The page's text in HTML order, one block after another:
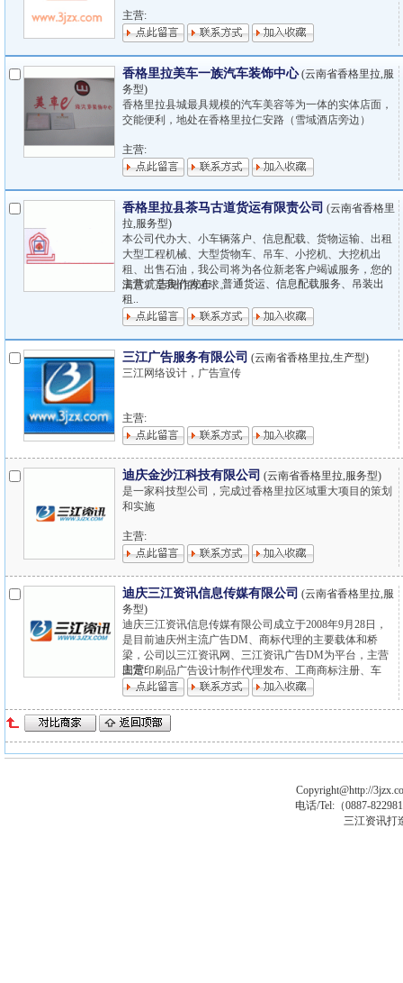
主营:
香格里拉美车一族汽车装饰中心(云南省香格里拉,服
务型)
香格里拉县城最具规模的汽车美容等为一体的实体店面，
交能便利，地处在香格里拉仁安路（雪域酒店旁边）
主营:
香格里拉县茶马古道货运有限责公司 (云南省香格里
拉,服务型)
本公司代办大、小车辆落户、信息配载、货物运输、出租
大型工程机械、大型货物车、吊车、小挖机、大挖机出
租、出售石油，我公司将为各位新老客户竭诚服务，您的
满意就是我们的追求。
主营:广告制作发布、普通货运、信息配载服务、吊装出
租..
三江广告服务有限公司 (云南省香格里拉,生产型)
三江网络设计，广告宣传
主营:
迪庆金沙江科技有限公司 (云南省香格里拉,服务型)
是一家科技型公司，完成过香格里拉区域重大项目的策划
和实施
主营:
迪庆三江资讯信息传媒有限公司 (云南省香格里拉,服
务型)
迪庆三江资讯信息传媒有限公司成立于2008年9月28日，
是目前迪庆州主流广告DM、商标代理的主要载体和桥
梁，公司以三江资讯网、三江资讯广告DM为平台，主营
固定印刷品广告设计制作代理发布、工商商标注册、车
辆..
主营:
Copyright@http://
电话/Tel:（0887-
三江资讯打